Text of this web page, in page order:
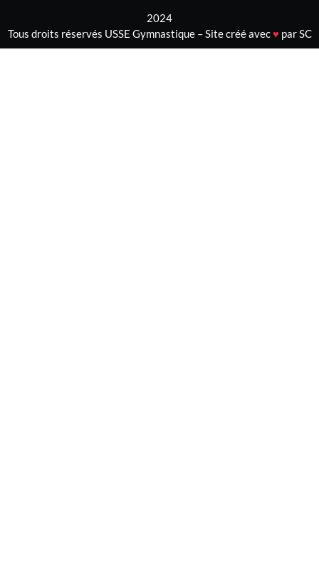
2024
Tous droits réservés USSE Gymnastique – Site créé avec♥ par SC